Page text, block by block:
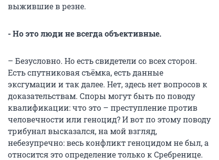
выжившие в резне.
- Но это люди не всегда объективные.
– Безусловно. Но есть свидетели со всех сторон.
Есть спутниковая съёмка, есть данные
эксгумации и так далее. Нет, здесь нет вопросов к
доказательствам. Споры могут быть по поводу
квалификации: что это – преступление против
человечности или геноцид? И вот по этому поводу
трибунал высказался, на мой взгляд,
небезупречно: весь конфликт геноцидом не был, а
относится это определение только к Сребренице.